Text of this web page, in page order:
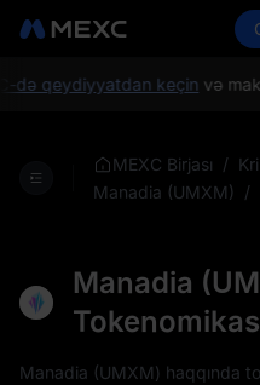
də qeydiyyatdan keçinvə
MEXC Birjası /
Manadia (UMXM)
/
Manadia
Manadia (UMXM) haqqında